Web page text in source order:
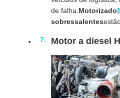
de falha.Motorizado
sobressalentes
Motor a diesel